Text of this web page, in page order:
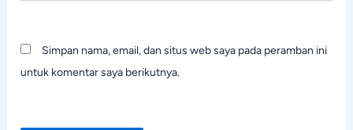
Simpan nama, email, dan situs web saya pada peramban ini
untuk komentar saya berikutnya.